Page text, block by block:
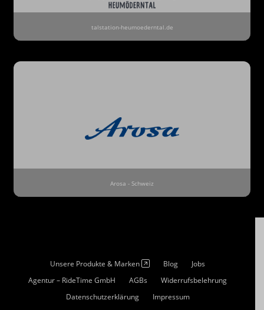
talstation-heumoederntal.de
Arosa - Schweiz
Unsere Produkte & Marken Blog
Jobs
Agentur – RideTime GmbH
AGBs
Widerrufsbelehrung
Datenschutzerklärung
Impressum